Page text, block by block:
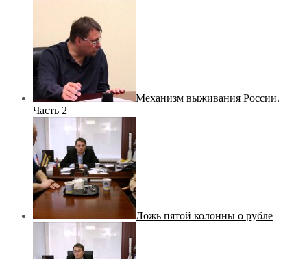
Механизм выживания России.
Часть 2
Ложь пятой колонны о рубле